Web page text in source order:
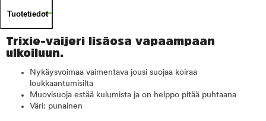
Tuotetiedot
Trixie-vaijeri lisäosa vapaampaan
ulkoiluun.
Nykäysvoimaa vaimentava jousi suojaa koiraa
loukkaantumisilta
Muovisuoja estää kulumista ja on helppo pitää puhtaana
Väri: punainen